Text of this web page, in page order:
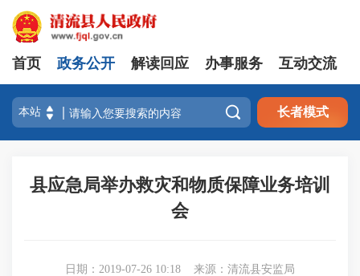
首页 政务公开 解读回应 办事服务 互动交流
 长者模式
县应急局举办救灾和物质保障业务培训
会
日期：2019-07-26 10:18 来源：清流县安监局